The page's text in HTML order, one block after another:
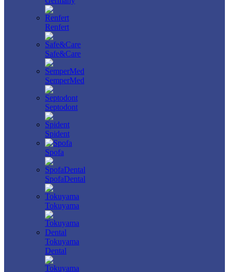
Renfert
Safe&Care
SemperMed
Septodont
Spident
Spofa
SpofaDental
Tokuyama
Tokuyama
Dental